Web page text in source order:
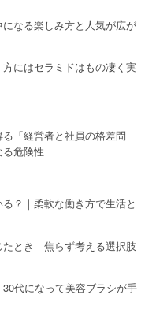
なる楽しみ方と人気が広が
にはセラミドはもの凄く実
「経営者と社員の格差問
危険性
？｜柔軟な働き方で生活と
とき｜焦らず考える選択肢
代になって美容ブラシが手